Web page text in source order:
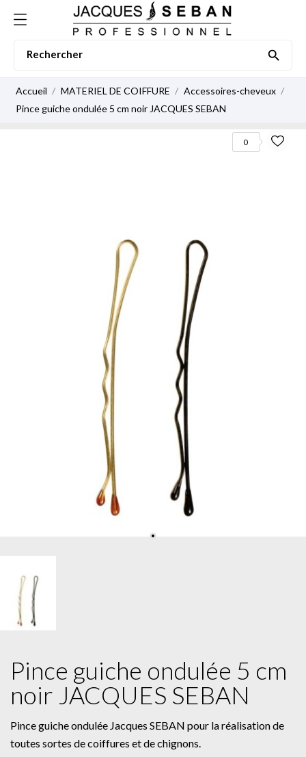

Accueil MATERIEL DE COIFFURE
Accessoires-cheveux
Pince guiche ondulée 5 cm noir JACQUES SEBAN
0
Pince guiche ondulée 5 cm
noir JACQUES SEBAN
Pince guiche ondulée Jacques SEBAN pour la réalisation de
toutes sortes de coiffures et de chignons.